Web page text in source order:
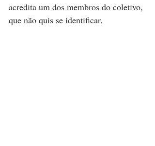
acredita um dos membros do coletivo,
que não quis se identificar.